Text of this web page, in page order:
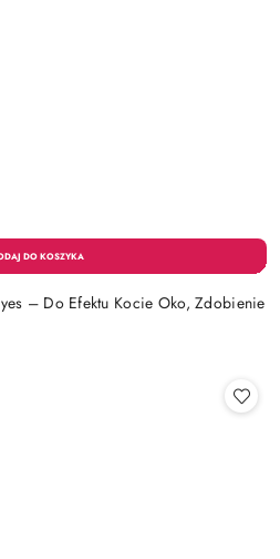
– Do Efektu Kocie Oko, Zdobienie